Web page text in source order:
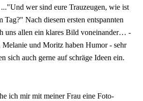
wer sind eure Trauzeugen, wie ist
Tag?" Nach diesem ersten entspannten
uns allen ein klares Bild voneinander… -
und Moritz haben Humor - sehr
sich auch gerne auf schräge Ideen ein.
ich mir mit meiner Frau eine Foto-